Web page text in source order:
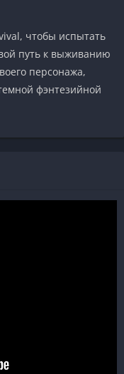
чтобы испытать
путь к выживанию
персонажа,
фэнтезийной